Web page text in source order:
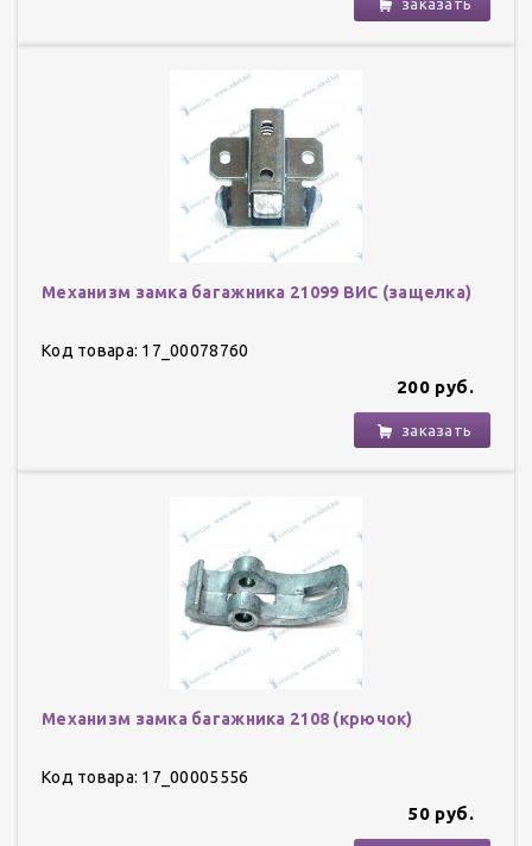
заказать
Механизм замка багажника 21099 ВИС (защелка)
Код товара: 17_00078760
200 руб.
заказать
Механизм замка багажника 2108 (крючок)
Код товара: 17_00005556
50 руб.